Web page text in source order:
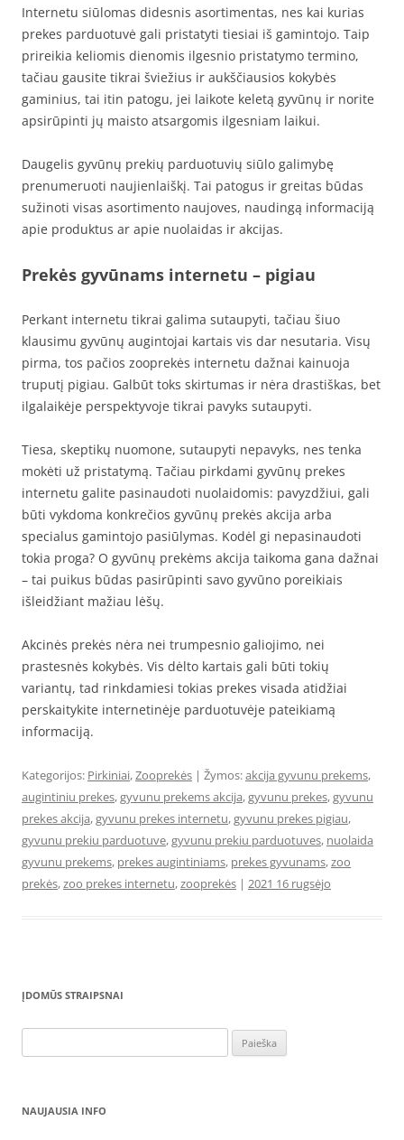
Internetu siūlomas didesnis asortimentas, nes kai kurias
prekes parduotuvė gali pristatyti tiesiai iš gamintojo. Taip
prireikia keliomis dienomis ilgesnio pristatymo termino,
tačiau gausite tikrai šviežius ir aukščiausios kokybės
gaminius, tai itin patogu, jei laikote keletą gyvūnų ir norite
apsirūpinti jų maisto atsargomis ilgesniam laikui.
Daugelis gyvūnų prekių parduotuvių siūlo galimybę
prenumeruoti naujienlaiškį. Tai patogus ir greitas būdas
sužinoti visas asortimento naujoves, naudingą informaciją
apie produktus ar apie nuolaidas ir akcijas.
Prekės gyvūnams internetu – pigiau
Perkant internetu tikrai galima sutaupyti, tačiau šiuo
klausimu gyvūnų augintojai kartais vis dar nesutaria. Visų
pirma, tos pačios zooprekės internetu dažnai kainuoja
truputį pigiau. Galbūt toks skirtumas ir nėra drastiškas, bet
ilgalaikėje perspektyvoje tikrai pavyks sutaupyti.
Tiesa, skeptikų nuomone, sutaupyti nepavyks, nes tenka
mokėti už pristatymą. Tačiau pirkdami gyvūnų prekes
internetu galite pasinaudoti nuolaidomis: pavyzdžiui, gali
būti vykdoma konkrečios gyvūnų prekės akcija arba
specialus gamintojo pasiūlymas. Kodėl gi nepasinaudoti
tokia proga? O gyvūnų prekėms akcija taikoma gana dažnai
– tai puikus būdas pasirūpinti savo gyvūno poreikiais
išleidžiant mažiau lėšų.
Akcinės prekės nėra nei trumpesnio galiojimo, nei
prastesnės kokybės. Vis dėlto kartais gali būti tokių
variantų, tad rinkdamiesi tokias prekes visada atidžiai
perskaitykite internetinėje parduotuvėje pateikiamą
informaciją.
Kategorijos: Pirkiniai,Zooprekės | Žymos:akcija gyvunu prekems,
augintiniu prekes,gyvunu prekems akcija,gyvunu prekes,gyvunu
prekes akcija,gyvunu prekes internetu,gyvunu prekes pigiau,
gyvunu prekiu parduotuve,gyvunu prekiu parduotuves, nuolaida
gyvunu prekems, prekes augintiniams, prekes gyvunams,zoo
prekės,zoo prekes internetu,zooprekės | 2021 16 rugsėjo
ĮDOMŪS STRAIPSNAI
NAUJAUSIA INFO